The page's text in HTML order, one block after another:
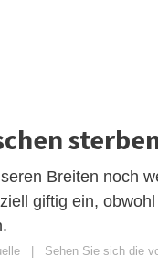
Breiten noch
giftig ein,
Sehen Sie sich die